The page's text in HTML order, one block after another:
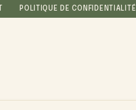
POLITIQUE DE CONFIDENTIALITÉ